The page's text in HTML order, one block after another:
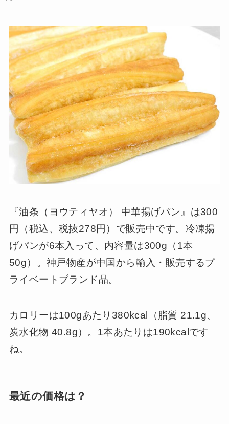
『油条（ヨウティヤオ） 中華揚げパン』は300
円（税込、税抜278円）で販売中です。冷凍揚
げパンが6本入って、内容量は300g（1本
50g）。神戸物産が中国から輸入・販売するプ
ライベートブランド品。
カロリーは100gあたり380kcal（脂質 21.1g、
炭水化物 40.8g）。1本あたりは190kcalです
ね。
最近の価格は？